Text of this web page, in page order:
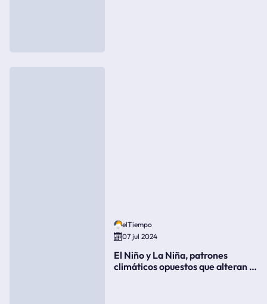
elTiempo
07 jul 2024
El Niño y La Niña, patrones
climáticos opuestos que alteran la